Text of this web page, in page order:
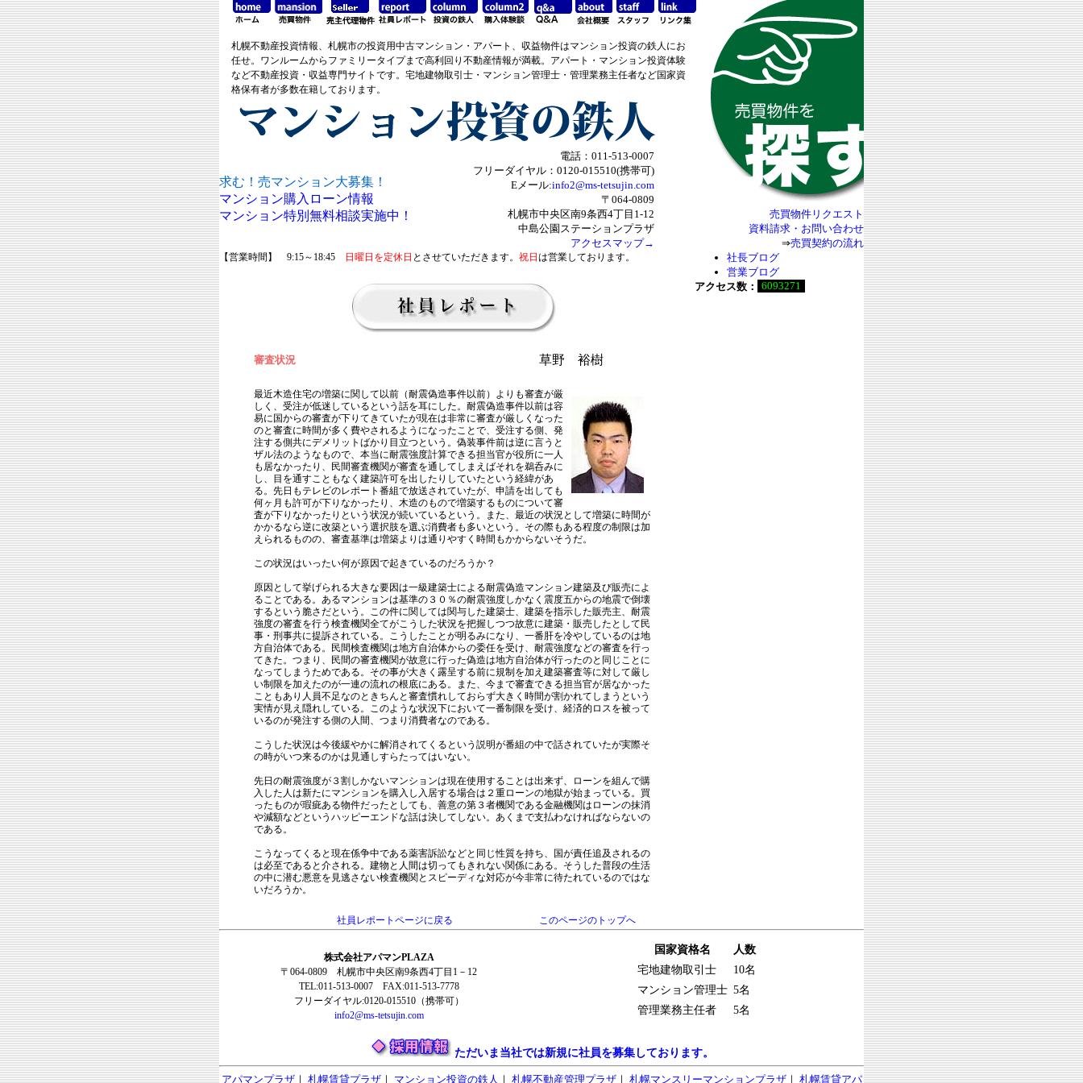
札幌不動産投資情報、札幌市の投資用中古マンション・アパート、収益物件はマンション投資の鉄人にお
任せ。ワンルームからファミリータイプまで高利回り不動産情報が満載。アパート・マンション投資体験
など不動産投資・収益専門サイトです。宅地建物取引士・マンション管理士・管理業務主任者など国家資
格保有者が多数在籍しております。
求む！売マンション大募集！
マンション購入ローン情報
マンション特別無料相談実施中！
電話：011-513-0007
フリーダイヤル：0120-015510(携帯可)
Eメール:info2@ms-tetsujin.com
〒064-0809
札幌市中央区南9条西4丁目1-12
中島公園ステーションプラザ
アクセスマップ→
【営業時間】 9:15～18:45 日曜日を定休日 とさせていただきます。 祝日 は営業しております。
審査状況 草野 裕樹
最近木造住宅の増築に関して以前（耐震偽造事件以前）よりも審査が厳
しく、受注が低迷しているという話を耳にした。耐震偽造事件以前は容
易に国からの審査が下りてきていたが現在は非常に審査が厳しくなった
のと審査に時間が多く費やされるようになったことで、受注する側、発
注する側共にデメリットばかり目立つという。偽装事件前は逆に言うと
ザル法のようなもので、本当に耐震強度計算できる担当官が役所に一人
も居なかったり、民間審査機関が審査を通してしまえばそれを鵜呑みに
し、目を通すこともなく建築許可を出したりしていたという経緯があ
る。先日もテレビのレポート番組で放送されていたが、申請を出しても
何ヶ月も許可が下りなかったり、木造のもので増築するものについて審
査が下りなかったりという状況が続いているという。また、最近の状況として増築に時間が
かかるなら逆に改築という選択肢を選ぶ消費者も多いという。その際もある程度の制限は加
えられるものの、審査基準は増築よりは通りやすく時間もかからないそうだ。
この状況はいったい何が原因で起きているのだろうか？
原因として挙げられる大きな要因は一級建築士による耐震偽造マンション建築及び販売によ
ることである。あるマンションは基準の３０％の耐震強度しかなく震度五からの地震で倒壊
するという脆さだという。この件に関しては関与した建築士、建築を指示した販売主、耐震
強度の審査を行う検査機関全てがこうした状況を把握しつつ故意に建築・販売したとして民
事・刑事共に提訴されている。こうしたことが明るみになり、一番肝を冷やしているのは地
方自治体である。民間検査機関は地方自治体からの委任を受け、耐震強度などの審査を行っ
てきた。つまり、民間の審査機関が故意に行った偽造は地方自治体が行ったのと同じことに
なってしまうためである。その事が大きく露呈する前に規制を加え建築審査等に対して厳し
い制限を加えたのが一連の流れの根底にある。また、今まで審査できる担当官が居なかった
こともあり人員不足なのときちんと審査慣れしておらず大きく時間が割かれてしまうという
実情が見え隠れしている。このような状況下において一番制限を受け、経済的ロスを被って
いるのが発注する側の人間、つまり消費者なのである。
こうした状況は今後緩やかに解消されてくるという説明が番組の中で話されていたが実際そ
の時がいつ来るのかは見通しすらたってはいない。
先日の耐震強度が３割しかないマンションは現在使用することは出来ず、ローンを組んで購
入した人は新たにマンションを購入し入居する場合は２重ローンの地獄が始まっている。買
ったものが瑕疵ある物件だったとしても、善意の第３者機関である金融機関はローンの抹消
や減額などというハッピーエンドな話は決してしない。あくまで支払わなければならないの
である。
こうなってくると現在係争中である薬害訴訟などと同じ性質を持ち、国が責任追及されるの
は必至であると介される。建物と人間は切ってもきれない関係にある。そうした普段の生活
の中に潜む悪意を見逃さない検査機関とスピーディな対応が今非常に待たれているのではな
いだろうか。
社員レポートページに戻る このページのトップへ
売買物件リクエスト
資料請求・お問い合わせ
⇒売買契約の流れ
社長ブログ
営業ブログ
アクセス数：
6093271
株式会社アパマンPLAZA
〒064-0809 札幌市中央区南9条西4丁目1－12
TEL:011-513-0007 FAX:011-513-7778
フリーダイヤル:0120-015510（携帯可）
info2@ms-tetsujin.com
国家資格名
人数
宅地建物取引士
10名
マンション管理士 5名
管理業務主任者
5名
ただいま当社では新規に社員を募集しております。
アパマンプラザ｜ 札幌賃貸プラザ｜ マンション投資の鉄人 ｜ 札幌不動産管理プラザ｜ 札幌マンスリーマンションプラザ｜ 札幌賃貸アパ